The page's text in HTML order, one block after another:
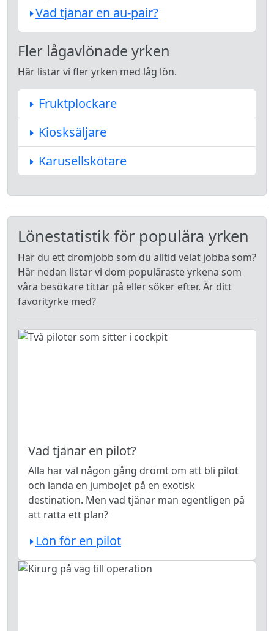
Vad tjänar en au-pair?
Fler lågavlönade yrken
Här listar vi fler yrken med låg lön.
Fruktplockare
Kiosksäljare
Karusellskötare
Lönestatistik för populära yrken
Har du ett drömjobb som du alltid velat jobba som?
Här nedan listar vi dom populäraste yrkena som
våra besökare tittar på eller söker efter. Är ditt
favorityrke med?
Vad tjänar en pilot?
Alla har väl någon gång drömt om att bli pilot
och landa en jumbojet på en exotisk
destination. Men vad tjänar man egentligen på
att ratta ett plan?
Lön för en pilot